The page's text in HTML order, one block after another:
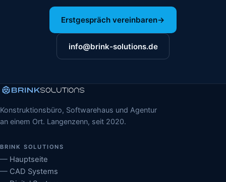
Erstgespräch vereinbaren→
info@brink-solutions.de
Konstruktionsbüro, Softwarehaus und Agentur
an einem Ort. Langenzenn, seit 2020.
BRINK SOLUTIONS
Hauptseite
CAD Systems